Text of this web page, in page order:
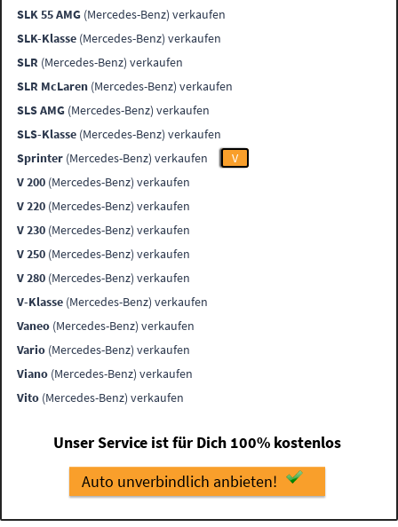
SLK 55 AMG (Mercedes-Benz) verkaufen
SLK-Klasse (Mercedes-Benz) verkaufen
SLR (Mercedes-Benz) verkaufen
SLR McLaren (Mercedes-Benz) verkaufen
SLS AMG (Mercedes-Benz) verkaufen
SLS-Klasse (Mercedes-Benz) verkaufen
Sprinter (Mercedes-Benz) verkaufen
V
V 200 (Mercedes-Benz) verkaufen
V 220 (Mercedes-Benz) verkaufen
V 230 (Mercedes-Benz) verkaufen
V 250 (Mercedes-Benz) verkaufen
V 280 (Mercedes-Benz) verkaufen
V-Klasse (Mercedes-Benz) verkaufen
Vaneo (Mercedes-Benz) verkaufen
Vario (Mercedes-Benz) verkaufen
Viano (Mercedes-Benz) verkaufen
Vito (Mercedes-Benz) verkaufen
Unser Service ist für Dich 100% kostenlos
Auto unverbindlich anbieten!